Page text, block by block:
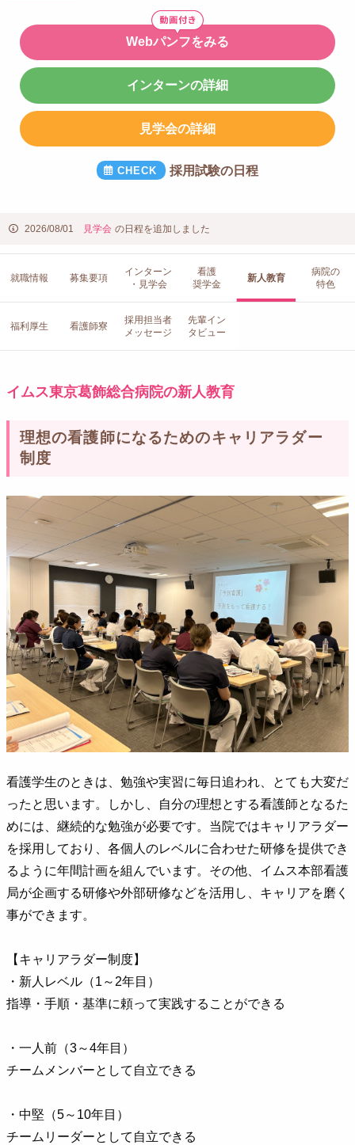
Webパンフをみる
インターンの詳細
見学会の詳細
採用試験の日程
2026/08/01 見学会 の日程を追加しました
就職情報 募集要項
インターン
・見学会
看護
奨学金
新人教育
病院の
特色
福利厚生 看護師寮
採用担当者
メッセージ
先輩イン
タビュー
イムス東京葛飾総合病院の新人教育
理想の看護師になるためのキャリアラダー
制度
看護学生のときは、勉強や実習に毎日追われ、とても大変だ
ったと思います。しかし、自分の理想とする看護師となるた
めには、継続的な勉強が必要です。当院ではキャリアラダー
を採用しており、各個人のレベルに合わせた研修を提供でき
るように年間計画を組んでいます。その他、イムス本部看護
局が企画する研修や外部研修などを活用し、キャリアを磨く
事ができます。
【キャリアラダー制度】
・新人レベル（1～2年目）
指導・手順・基準に頼って実践することができる
・一人前（3～4年目）
チームメンバーとして自立できる
・中堅（5～10年目）
チームリーダーとして自立できる